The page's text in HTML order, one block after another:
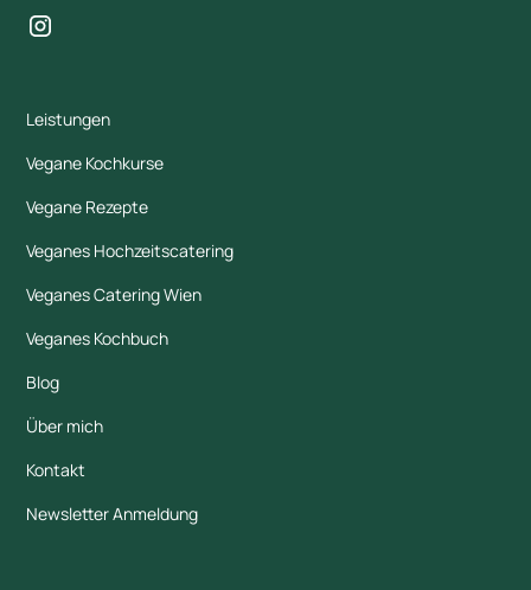
Leistungen
Vegane Kochkurse
Vegane Rezepte
Veganes Hochzeitscatering
Veganes Catering Wien
Veganes Kochbuch
Blog
Über mich
Kontakt
Newsletter Anmeldung